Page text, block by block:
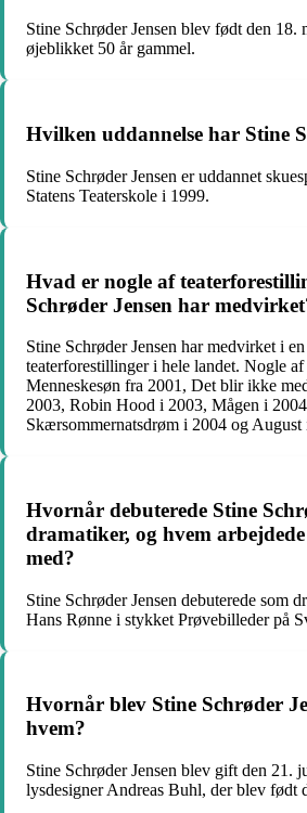
Stine Schrøder Jensen blev født den 18.
øjeblikket 50 år gammel.
Hvilken uddannelse har Stine
Stine Schrøder Jensen er uddannet
Statens Teaterskole i 1999.
Hvad er nogle af
Schrøder Jensen har
Stine Schrøder Jensen har medvirket i
teaterforestillinger i hele landet. Nogle
Menneskesøn fra 2001, Det blir ikke
2003, Robin Hood i 2003, Mågen i
Skærsommernatsdrøm i 2004 og August
Hvornår debuterede Stine
dramatiker, og hvem
med?
Stine Schrøder Jensen debuterede som
Hans Rønne i stykket Prøvebilleder på
Hvornår blev Stine Schrøder
hvem?
Stine Schrøder Jensen blev gift den 21.
lysdesigner Andreas Buhl, der blev født